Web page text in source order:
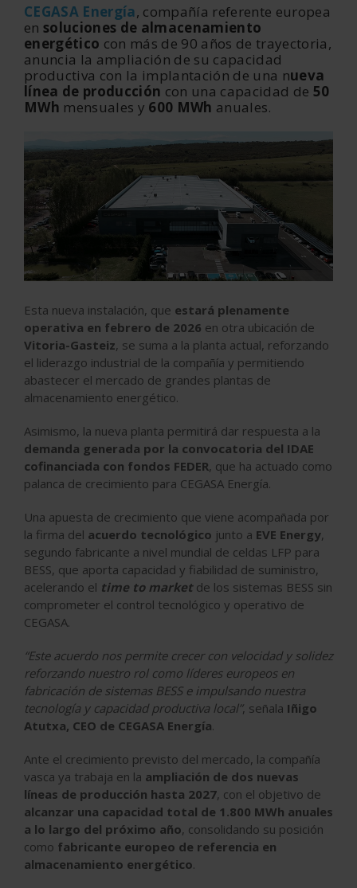
CEGASA Energía, compañía referente europea
en soluciones de almacenamiento
energético con más de 90 años de trayectoria,
anuncia la ampliación de su capacidad
productiva con la implantación de una nueva
línea de producción con una capacidad de 50
MWh mensuales y 600 MWh anuales.
Esta nueva instalación, que estará plenamente
operativa en febrero de 2026 en otra ubicación de
Vitoria-Gasteiz, se suma a la planta actual, reforzando
el liderazgo industrial de la compañía y permitiendo
abastecer el mercado de grandes plantas de
almacenamiento energético.
Asimismo, la nueva planta permitirá dar respuesta a la
demanda generada por la convocatoria del IDAE
cofinanciada con fondos FEDER, que ha actuado como
palanca de crecimiento para CEGASA Energía.
Una apuesta de crecimiento que viene acompañada por
la firma del acuerdo tecnológico junto a EVE Energy,
segundo fabricante a nivel mundial de celdas LFP para
BESS, que aporta capacidad y fiabilidad de suministro,
acelerando el time to marketde los sistemas BESS sin
comprometer el control tecnológico y operativo de
CEGASA.
“Este acuerdo nos permite crecer con velocidad y solidez
reforzando nuestro rol como líderes europeos en
fabricación de sistemas BESS e impulsando nuestra
tecnología y capacidad productiva local”, señala Iñigo
Atutxa, CEO de CEGASA Energía.
Ante el crecimiento previsto del mercado, la compañía
vasca ya trabaja en la ampliación de dos nuevas
líneas de producción hasta 2027, con el objetivo de
alcanzar una capacidad total de 1.800 MWh anuales
a lo largo del próximo año, consolidando su posición
como fabricante europeo de referencia en
almacenamiento energético.